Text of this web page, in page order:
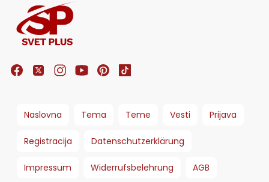
Naslovna Tema Teme Vesti Prijava
Registracija Datenschutzerklärung
Impressum Widerrufsbelehrung AGB